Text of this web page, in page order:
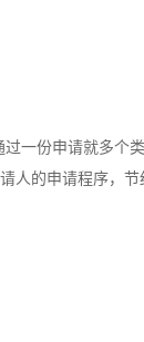
一份申请就多个
的申请程序，节